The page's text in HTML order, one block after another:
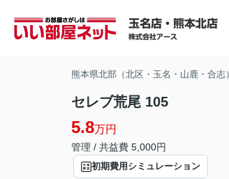
熊本県北部（北区・玉名・山鹿・合
セレブ荒尾 105
5.8万円
管理 / 共益費 5,000円
初期費用シミュレーション